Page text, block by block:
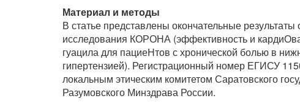
Материал и методы
В статье представлены окончательные результаты
исследования КОРОНА (эффективность и
гуацила для пациеНтов с хронической болью в
гипертензией). Регистрационный номер ЕГИСУ
локальным этическим комитетом Саратовского
Разумовского Минздрава России.